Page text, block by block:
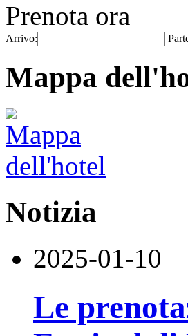
Prenota ora
Arrivo:
Mappa
Notizia
2025-01-10
Le